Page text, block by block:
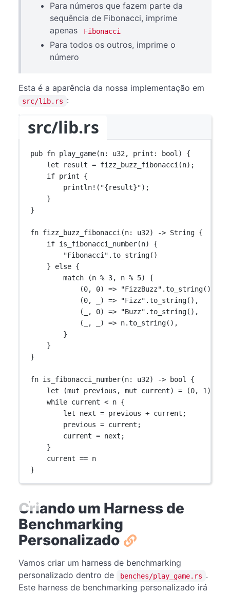
Para números que fazem parte da
sequência de Fibonacci, imprime
apenas
Fibonacci
Para todos os outros, imprime o
número
Esta é a aparência da nossa implementação em
src/lib.rs :
src/lib.rs
pub fn play_game(n: u32 , print : bool ) {
let result = fizz_buzz_fibonacci (n);
if print {
println! ( "{result}");
}
}
fn fizz_buzz_fibonacci (n: u32) -> String {
if is_fibonacci_number(n) {
"Fibonacci" .to_string()
} else {
match (n % 3, n % 5) {
(0, 0) => "FizzBuzz" .to_string(),
(0, _) => "Fizz" .to_string(),
(_, 0) => "Buzz" .to_string(),
(_, _) => n.to_string(),
}
}
}
fn is_fibonacci_number(n: u32) -> bool
{
let (mut previous, mut current) = (0, 1 );
while current < n {
let next = previous + current;
previous = current;
current = next;
}
current == n
}
Criando um Harness de
Benchmarking
Personalizado
Vamos criar um harness de benchmarking
personalizado dentro de
benches/play_game.rs .
Este harness de benchmarking personalizado irá